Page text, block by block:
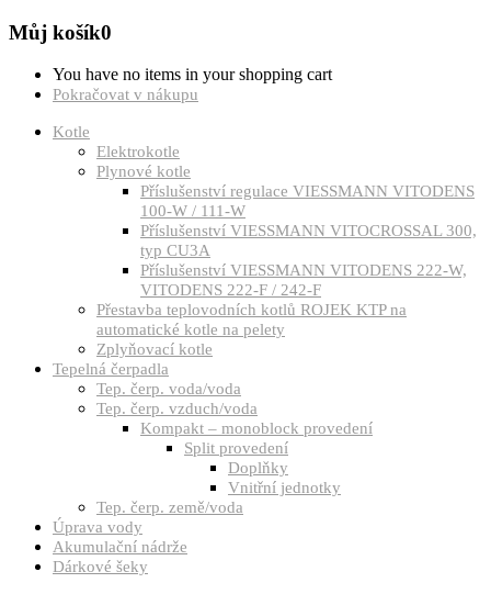
Můj košík0
You have no items in your shopping cart
Pokračovat v nákupu
Kotle
Elektrokotle
Plynové kotle
Příslušenství regulace VIESSMANN VITODENS
100-W / 111-W
Příslušenství VIESSMANN VITOCROSSAL 300,
typ CU3A
Příslušenství VIESSMANN VITODENS 222-W,
VITODENS 222-F / 242-F
Přestavba teplovodních kotlů ROJEK KTP na
automatické kotle na pelety
Zplyňovací kotle
Tepelná čerpadla
Tep. čerp. voda/voda
Tep. čerp. vzduch/voda
Kompakt – monoblock provedení
Split provedení
Doplňky
Vnitřní jednotky
Tep. čerp. země/voda
Úprava vody
Akumulační nádrže
Dárkové šeky